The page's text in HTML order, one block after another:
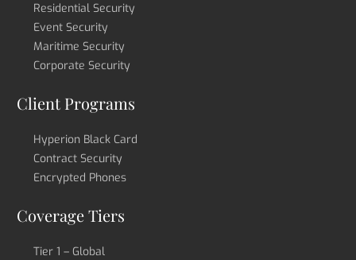
Residential Security
Event Security
Maritime Security
Corporate Security
Client Programs
Hyperion Black Card
Contract Security
Encrypted Phones
Coverage Tiers
Tier 1 – Global